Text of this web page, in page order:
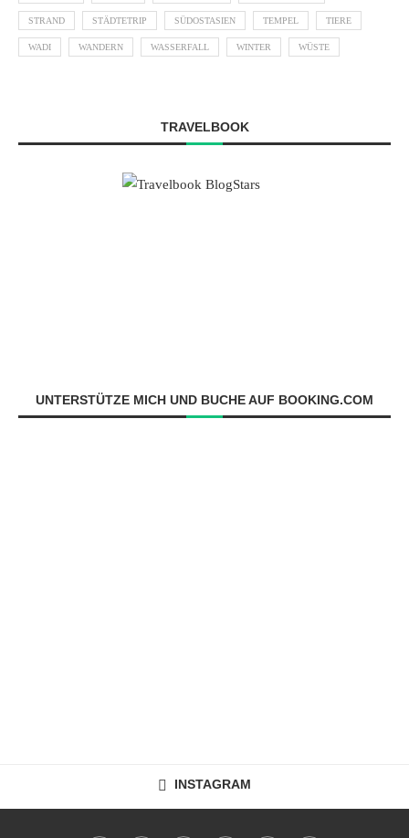
STRAND STÄDTETRIP SÜDOSTASIEN TEMPEL TIERE
WADI WANDERN WASSERFALL WINTER WÜSTE
TRAVELBOOK
UNTERSTÜTZE MICH UND BUCHE AUF BOOKING.COM
INSTAGRAM